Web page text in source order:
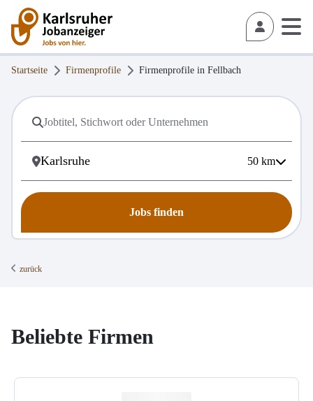
Startseite Firmenprofile Firmenprofile in Fellbach
50 km
Jobs finden
zurück
Beliebte Firmen